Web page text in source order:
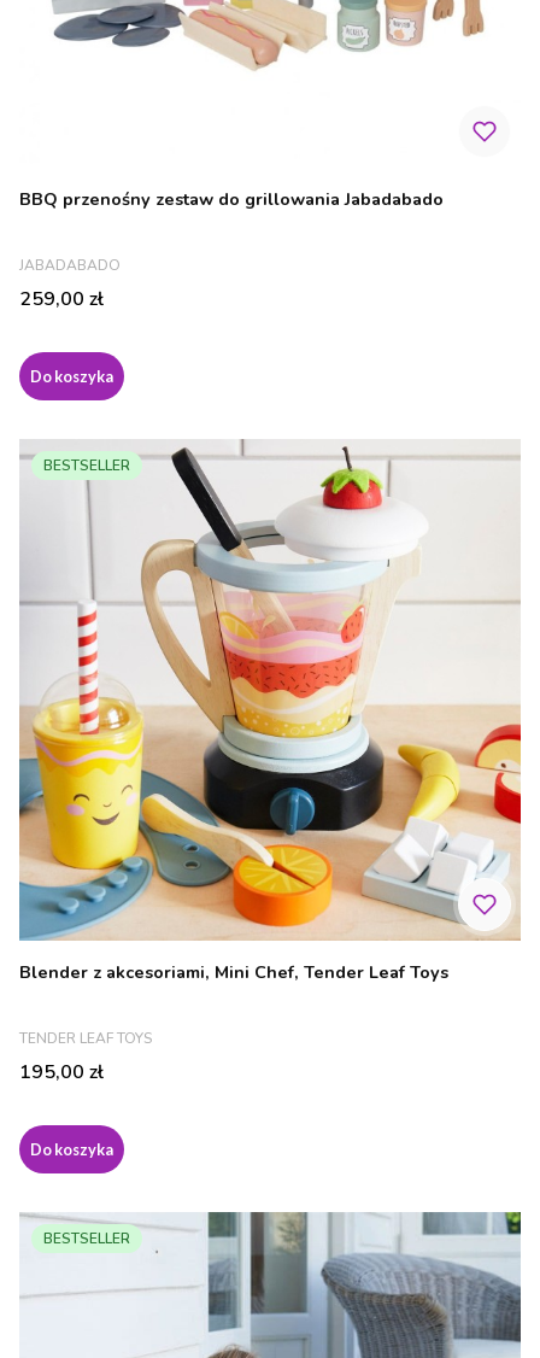
BBQ przenośny zestaw do grillowania Jabadabado
PRODUCENT
JABADABADO
Cena
259,00 zł
Do koszyka
BESTSELLER
Blender z akcesoriami, Mini Chef, Tender Leaf Toys
PRODUCENT
TENDER LEAF TOYS
Cena
195,00 zł
Do koszyka
BESTSELLER